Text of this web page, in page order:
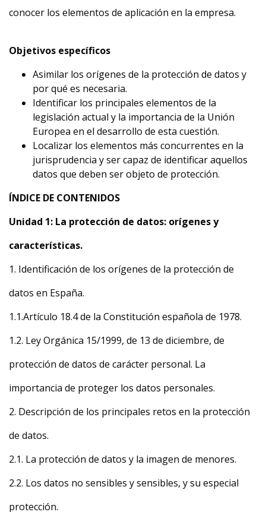
conocer los elementos de aplicación en la empresa.
Objetivos específicos
Asimilar los orígenes de la protección de datos y
por qué es necesaria.
Identificar los principales elementos de la
legislación actual y la importancia de la Unión
Europea en el desarrollo de esta cuestión.
Localizar los elementos más concurrentes en la
jurisprudencia y ser capaz de identificar aquellos
datos que deben ser objeto de protección.
ÍNDICE DE CONTENIDOS
Unidad 1: La protección de datos: orígenes y
características.
1. Identificación de los orígenes de la protección de
datos en España.
1.1.Artículo 18.4 de la Constitución española de 1978.
1.2. Ley Orgánica 15/1999, de 13 de diciembre, de
protección de datos de carácter personal. La
importancia de proteger los datos personales.
2. Descripción de los principales retos en la protección
de datos.
2.1. La protección de datos y la imagen de menores.
2.2. Los datos no sensibles y sensibles, y su especial
protección.